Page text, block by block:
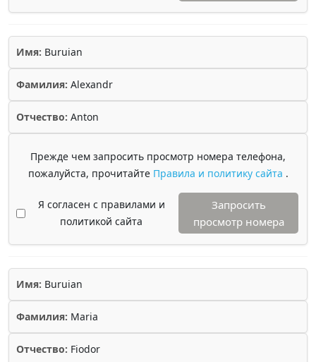
Имя: Buruian
Фамилия: Alexandr
Отчество: Anton
Прежде чем запросить просмотр номера телефона,
пожалуйста, прочитайте Правила и политику сайта .
Я согласен с правилами и
политикой сайта
Запросить
просмотр номера
Имя: Buruian
Фамилия: Maria
Отчество: Fiodor